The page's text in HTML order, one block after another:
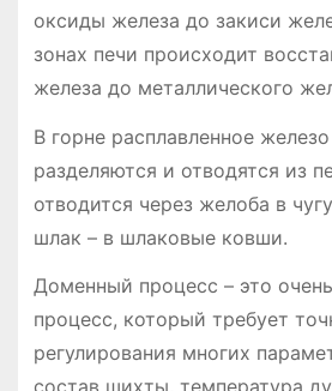
оксиды железа до закиси
зонах печи происходит
железа до металлического
В горне расплавленное
разделяются и отводятся из
отводится через желоба в
шлак – в шлаковые ковши.
Доменный процесс – это
процесс, который требует
регулирования многих